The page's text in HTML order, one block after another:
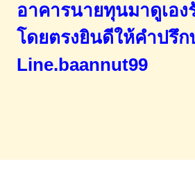
อาคารนายทุนมาดูเอง
โดยตรงยินดีให้คำปรึก
Line.baannut99